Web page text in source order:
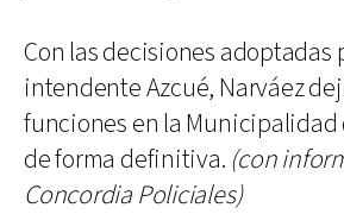
Con las decisiones adoptadas
intendente Azcué, Narváez
funciones en la Municipalidad
de forma definitiva. (con
Concordia Policiales)